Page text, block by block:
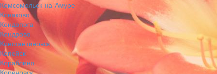
Комсомольск-на-Амуре
Конаково
Кондопога
Кондрово
Константиновск
Копейск
Кораблино
Кореновск